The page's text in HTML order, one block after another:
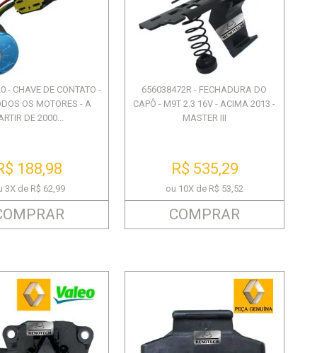
HELIAR
12X de R$ 130,02
K4M - MANUAL - FLUENCE
R$ 72,81
TRASEIRO (O PAR) -
DUSTER/ORO...
R$ 465,15
ou 9X de R$ 51,68
AMARELO - EMBALAGEM 1
LITRO
R$ 29,92
DENTADA - COMPATÍVEL COM
MOTORE...
R$ 125,21
ou 2X de R$ 62,60
M9T 2013 EM DIANTE
R$ 2.539,56
ou 12X de R$ 211,63
- CHAVE DE CONTATO -
OS MOTORES - A
DE 2000...
188,98
3X de R$ 62,99
656038472R - FECHADURA DO
CAPÔ - M9T 2.3 16V - ACIMA 2013 -
MASTER III
R$ 535,29
ou 10X de R$ 53,52
COMPRAR